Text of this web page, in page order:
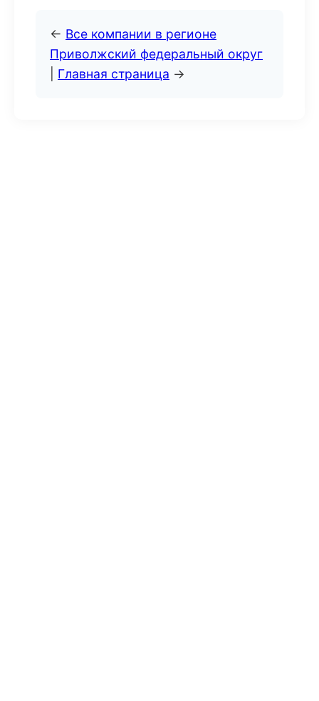
← Все компании в регионе
Приволжский федеральный округ
Главная страница →